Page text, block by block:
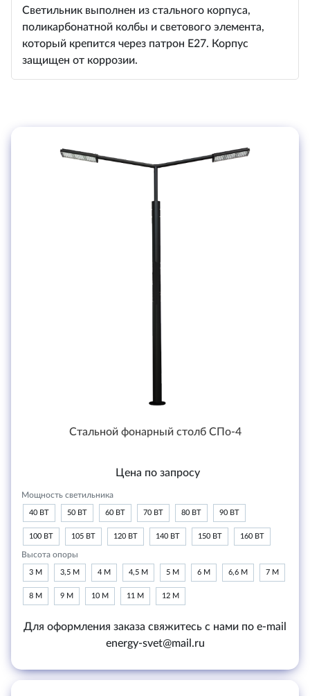
Светильник выполнен из стального корпуса,
поликарбонатной колбы и светового элемента,
который крепится через патрон Е27. Корпус
защищен от коррозии.
Стальной фонарный столб СПо-4
Цена по запросу
Мощность светильника
40 ВТ 50 ВТ 60 ВТ 70 ВТ 80 ВТ 90 ВТ
100 ВТ 105 ВТ 120 ВТ 140 ВТ 150 ВТ 160 ВТ
Высота опоры
3 М 3,5 М 4 М 4,5 М 5 М 6 М 6,6 М 7 М
8 М 9 М 10 М 11 М 12 М
Для оформления заказа свяжитесь с нами по e-mail
energy-svet@mail.ru